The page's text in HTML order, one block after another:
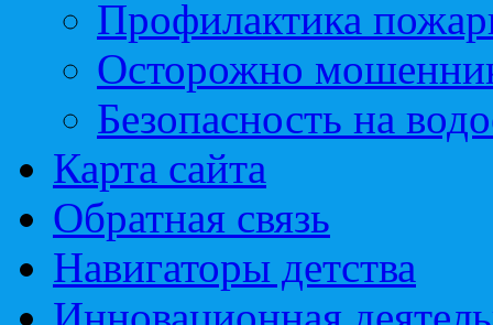
Профилактика
Осторожно
Безопасность на
Карта сайта
Обратная связь
Навигаторы детства